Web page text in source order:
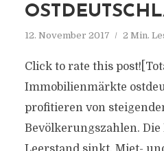
12. November 2017 2 Min.
Click to rate this
Immobilienmärkte
profitieren von
Bevölkerungszahlen. Die